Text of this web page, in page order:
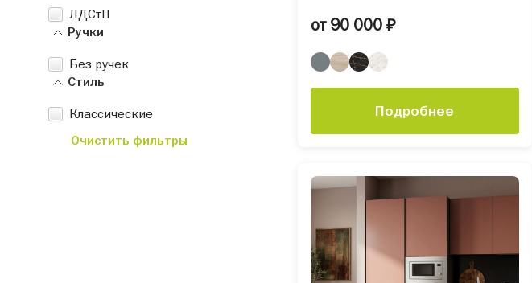
ЛДСтП
Ручки
Без ручек
Стиль
Классические
Очистить фильтры
от 90 000 ₽
Подробнее